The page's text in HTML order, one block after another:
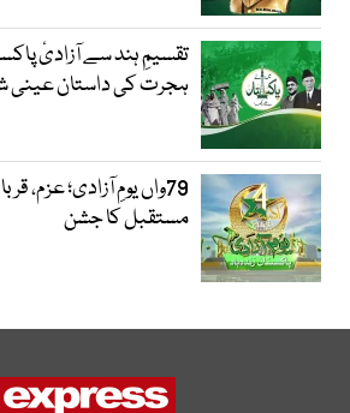
تقسیمِ ہند سے آزادیٔ
ہجرت کی داستان عینی
79واں یومِ آزادی؛ عزم،
مستقبل کا جشن